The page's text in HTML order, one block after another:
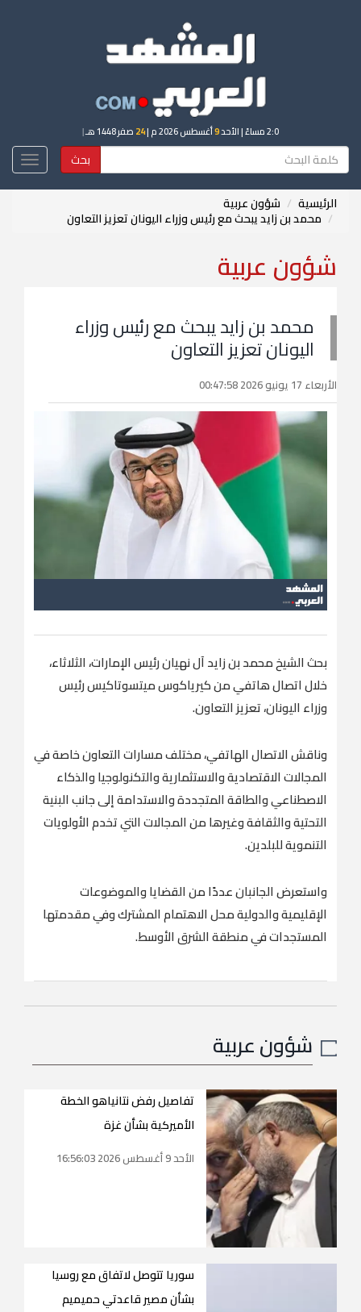
2:0 مساءً | الأحد9أغسطس 2026 م | 24 صفر 1448 هـ |
بحث
الرئيسية شؤون عربية
محمد بن زايد يبحث مع رئيس وزراء اليونان تعزيز التعاون
شؤون عربية
محمد بن زايد يبحث مع رئيس وزراء
اليونان تعزيز التعاون
الأربعاء 17 يونيو 2026 00:47:58
بحث الشيخ محمد بن زايد آل نهيان رئيس الإمارات، الثلاثاء،
خلال اتصال هاتفي من كيرياكوس ميتسوتاكيس رئيس
وزراء اليونان، تعزيز التعاون.
وناقش الاتصال الهاتفي، مختلف مسارات التعاون خاصة في
المجالات الاقتصادية والاستثمارية والتكنولوجيا والذكاء
الاصطناعي والطاقة المتجددة والاستدامة إلى جانب البنية
التحتية والثقافة وغيرها من المجالات التي تخدم الأولويات
التنموية للبلدين.
واستعرض الجانبان عددًا من القضايا والموضوعات
الإقليمية والدولية محل الاهتمام المشترك وفي مقدمتها
المستجدات في منطقة الشرق الأوسط.
شؤون عربية
تفاصيل رفض نتانياهو الخطة
الأميركية بشأن غزة
الأحد 9 أغسطس 2026 16:56:03
سوريا تتوصل لاتفاق مع روسيا
بشأن مصير قاعدتي حميميم